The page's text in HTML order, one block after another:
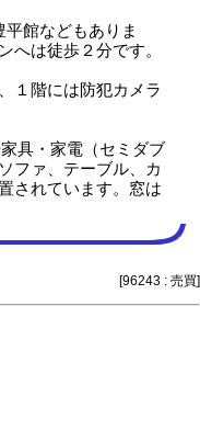
館などもありま
へは徒歩２分です。
１階には防犯カメラ
具・家電（セミダブ
ファ、テーブル、カ
されています。窓は
[96243 : 売買]